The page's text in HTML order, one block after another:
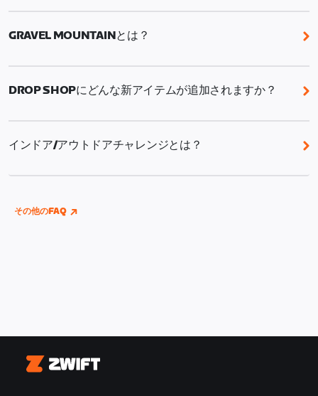
Parisマップ拡張では、象徴的なサクレ・クール寺院
フランス最終ステージにも登場するエキサイティング
GRAVEL MOUNTAINとは？
Gravel Mountainはイベント専用のグラベルマップで
す。ここでは常にハイペースが維持され、走行ライン
が絶えず変化し、同じコースでも毎回異なる体験がで
DROP SHOPにどんな新アイテムが追加されますか？
この夏、フレームショップには18の新モデル（ロー
デルが入荷します。
インドア/アウトドアチャレンジとは？
Wahoo、Garmin、またはHammerheadのアカウント
距離がすべてチャレンジの進捗に反映されます。
その他のFAQ
Zwift